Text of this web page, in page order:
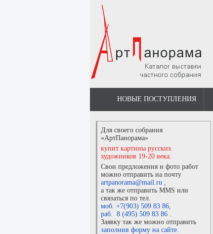
НОВЫЕ ПОСТУПЛЕНИЯ
Для своего собрания
«АртПанорама»
купит картины русских
художников 19-20 века.
Свои предложения и фото работ
можно отправить на почту
artpanorama@mail.ru ,
а так же отправить MMS или
связаться по тел.
моб. +7(903) 509 83 86,
раб. 8 (495) 509 83 86 .
Заявку так же можно отправить
заполнив форму на сайте.